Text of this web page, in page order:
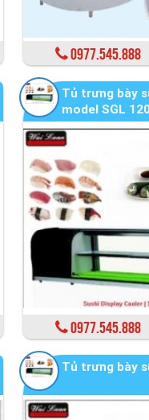
0977.545.888
Tủ trưng bày
model SGL
0977.545.888
Tủ trưng bày